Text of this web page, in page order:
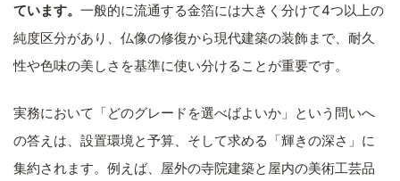
ています。 一般的に流通する金箔には大きく分けて4つ以上の
純度区分があり、仏像の修復から現代建築の装飾まで、耐久
性や色味の美しさを基準に使い分けることが重要です。
実務において「どのグレードを選べばよいか」という問いへ
の答えは、設置環境と予算、そして求める「輝きの深さ」に
集約されます。例えば、屋外の寺院建築と屋内の美術工芸品